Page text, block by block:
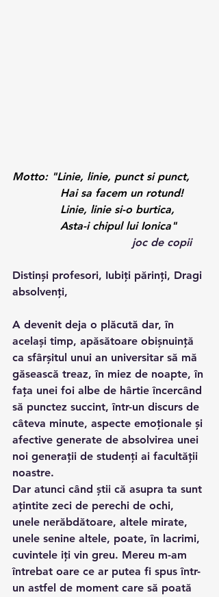
Motto: "Linie, linie, punct si punct,
              Hai sa facem un rotund!
              Linie, linie si-o burtica,
              Asta-i chipul lui Ionica"
joc de copii
Distinși profesori, Iubiți părinți, Dragi
absolvenți,
A devenit deja o plăcută dar, în
același timp, apăsătoare obișnuință
ca sfârșitul unui an universitar să mă
găsească treaz, în miez de noapte, în
fața unei foi albe de hârtie încercând
să punctez succint, într-un discurs de
câteva minute, aspecte emoționale și
afective generate de absolvirea unei
noi generații de studenți ai facultății
noastre.
Dar atunci când știi că asupra ta sunt
ațintite zeci de perechi de ochi,
unele nerăbdătoare, altele mirate,
unele senine altele, poate, în lacrimi,
cuvintele iți vin greu. Mereu m-am
întrebat oare ce ar putea fi spus într-
un astfel de moment care să poată